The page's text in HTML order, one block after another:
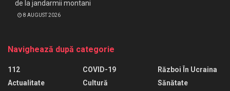
de la jandarmii montani
8 AUGUST 2026
Navighează după categorie
112
Actualitate
COVID-19
Cultură
Război În Ucraina
Sănătate